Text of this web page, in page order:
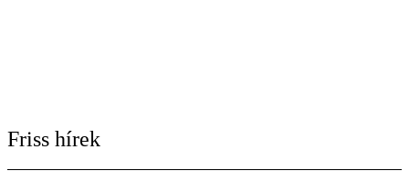
Friss hírek